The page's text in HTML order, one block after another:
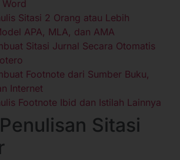
Sitasi 2 Orang atau Lebih
APA, MLA, dan AMA
Sitasi Jurnal Secara Otomatis
Footnote dari Sumber Buku,
Internet
Footnote Ibid dan Istilah Lainnya
Sitasi